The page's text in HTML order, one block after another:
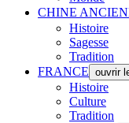
CHINE
Histoire
Sagesse
Tradition
FRANCE ouvrir
Histoire
Culture
Tradition